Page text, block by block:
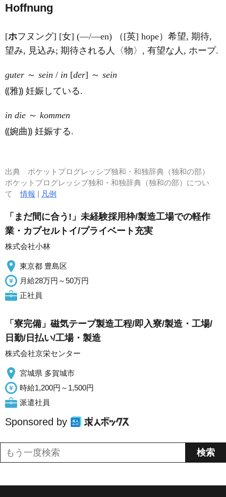
Hoffnung
[ホフヌング] [女] (―/―en) （[英] hope）希望, 期待,
望み, 見込み; 期待される人〈物〉, 有望な人, ホープ.
guter ～ sein / in [der] ～ sein
⸨雅⸩ 妊娠している.
in die ～ kommen
⸨婉曲⸩ 妊娠する.
出典 ポケットプログレッシブ独和・和独辞典（独和の部）
ポケットプログレッシブ独和・和独辞典（独和の部）につい
て情報 | 凡例
「まだ間に合う!」未経験採用枠/製造工場での軽作
業・カプセルトイ/プライベート充実
株式会社小林
東京都 豊島区
月給28万円～50万円
正社員
「寮完備」磁気テープ製造工程/即入寮/製造・工場/
日勤/日払い/工場・製造
株式会社京栄センター
宮城県 多賀城市
時給1,200円～1,500円
派遣社員
Sponsored by